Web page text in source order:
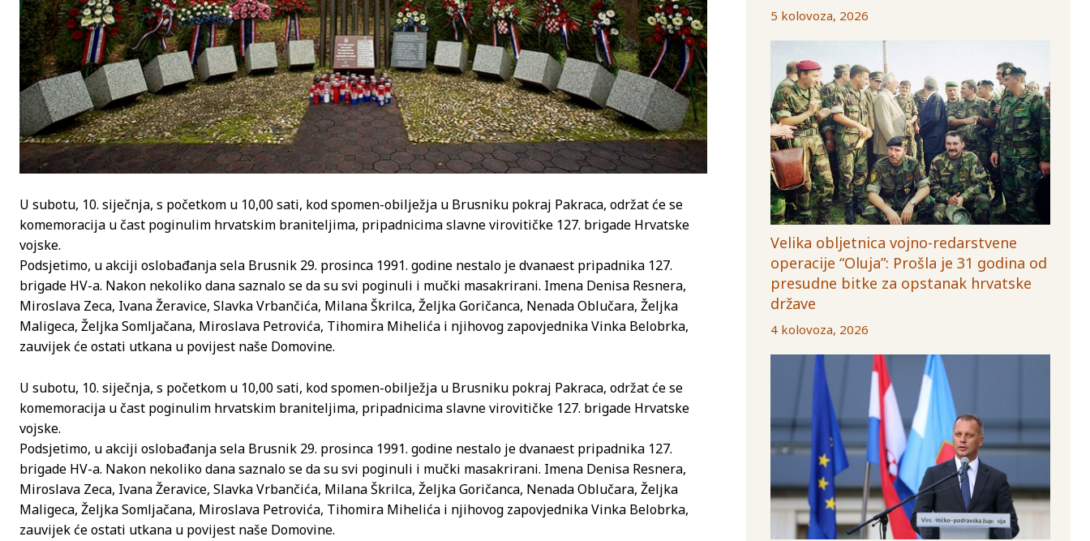
U subotu, 10. siječnja, s početkom u 10,00 sati, kod spomen-obilježja u Brusniku pokraj Pakraca, održat će se
komemoracija u čast poginulim hrvatskim braniteljima, pripadnicima slavne virovitičke 127. brigade Hrvatske
vojske.
Podsjetimo, u akciji oslobađanja sela Brusnik 29. prosinca 1991. godine nestalo je dvanaest pripadnika 127.
brigade HV-a. Nakon nekoliko dana saznalo se da su svi poginuli i mučki masakrirani. Imena Denisa Resnera,
Miroslava Zeca, Ivana Žeravice, Slavka Vrbančića, Milana Škrilca, Željka Goričanca, Nenada Oblučara, Željka
Maligeca, Željka Somljačana, Miroslava Petrovića, Tihomira Mihelića i njihovog zapovjednika Vinka Belobrka,
zauvijek će ostati utkana u povijest naše Domovine.
U subotu, 10. siječnja, s početkom u 10,00 sati, kod spomen-obilježja u Brusniku pokraj Pakraca, održat će se
komemoracija u čast poginulim hrvatskim braniteljima, pripadnicima slavne virovitičke 127. brigade Hrvatske
vojske.
Podsjetimo, u akciji oslobađanja sela Brusnik 29. prosinca 1991. godine nestalo je dvanaest pripadnika 127.
brigade HV-a. Nakon nekoliko dana saznalo se da su svi poginuli i mučki masakrirani. Imena Denisa Resnera,
Miroslava Zeca, Ivana Žeravice, Slavka Vrbančića, Milana Škrilca, Željka Goričanca, Nenada Oblučara, Željka
Maligeca, Željka Somljačana, Miroslava Petrovića, Tihomira Mihelića i njihovog zapovjednika Vinka Belobrka,
zauvijek će ostati utkana u povijest naše Domovine.
5 kolovoza, 2026
Velika obljetnica vojno-redarstvene
operacije “Oluja”: Prošla je 31 godina od
presudne bitke za opstanak hrvatske
države
4 kolovoza, 2026